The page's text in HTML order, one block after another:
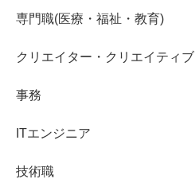
専門職(医療・福祉・教育)
クリエイター・クリエイティブ
事務
ITエンジニア
技術職